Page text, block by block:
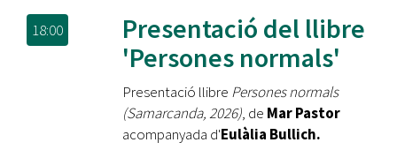
18:00
Presentació del llibre
'Persones normals'
Presentació llibre Persones normals
(Samarcanda, 2026), de Mar Pastor
acompanyada d'Eulàlia Bullich.